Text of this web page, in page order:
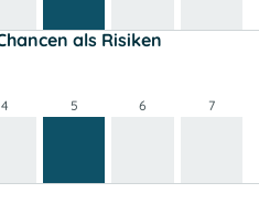
als Risiken
4 5 6 7